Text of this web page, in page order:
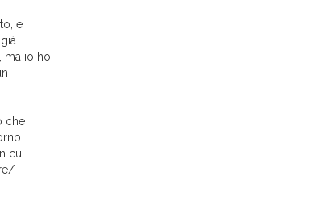
e i
ma io ho
che
cui